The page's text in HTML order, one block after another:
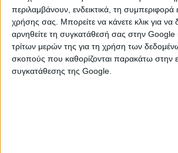
περιλαμβάνουν, ενδεικτικά, τη συμπεριφορά
χρήσης σας. Μπορείτε να κάνετε κλικ για να
αρνηθείτε τη συγκατάθεσή σας στην Google
τρίτων μερών της για τη χρήση των
σκοπούς που καθορίζονται παρακάτω στην
συγκατάθεσης της Google.
σχέσεις του Π.Σ. με τους ενοίκους
του. Εξάλλου, ειδικά τα τελευταία
απόμακρος και λιγομίλητος.